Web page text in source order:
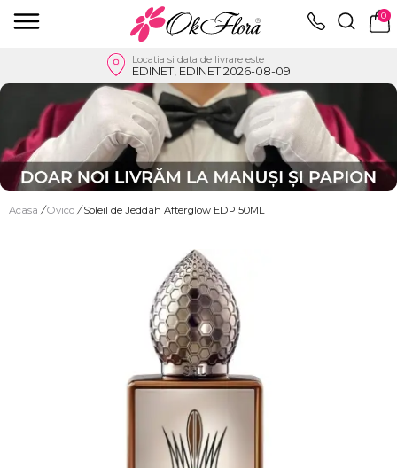
0
Locatia si data de livrare este
EDINET, EDINET 2026-08-09
Acasa / Ovico / Soleil de Jeddah Afterglow EDP 50ML